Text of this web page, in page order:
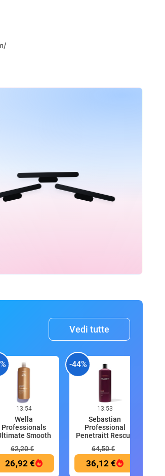
Vedi tutte
13:54
Wella
Professionals
Smooth
62,20 €
26,92 €
-44%
13:53
Sebastian
Professional
Penetraitt Rescue
64,50 €
36,12 €